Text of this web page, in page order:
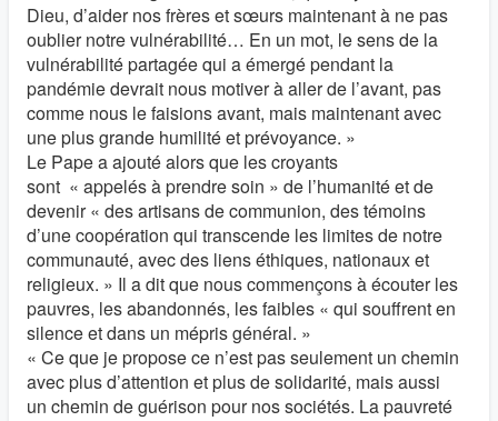
Dieu, d’aider nos frères et sœurs maintenant à ne pas
oublier notre vulnérabilité… En un mot, le sens de la
vulnérabilité partagée qui a émergé pendant la
pandémie devrait nous motiver à aller de l’avant, pas
comme nous le faisions avant, mais maintenant avec
une plus grande humilité et prévoyance. »
Le Pape a ajouté alors que les croyants
sont « appelés à prendre soin » de l’humanité et de
devenir « des artisans de communion, des témoins
d’une coopération qui transcende les limites de notre
communauté, avec des liens éthiques, nationaux et
religieux. » Il a dit que nous commençons à écouter les
pauvres, les abandonnés, les faibles « qui souffrent en
silence et dans un mépris général. »
« Ce que je propose ce n’est pas seulement un chemin
avec plus d’attention et plus de solidarité, mais aussi
un chemin de guérison pour nos sociétés. La pauvreté